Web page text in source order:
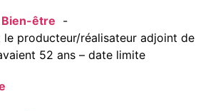
Bien-être
le producteur/réalisateur adjoint de
52 ans – date limite